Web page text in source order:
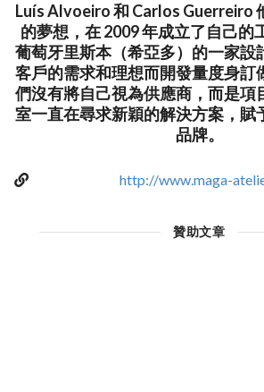
Luís Alvoeiro 和 Carlos Guerreiro
的夢想，在 2009 年成立了自己的
葡萄牙里斯本（希亞多）的一家設
客戶的需求和理想而開發量度身訂
們沒有將自己視為供應商，而是項
室一直在尋求新穎的解決方案，賦
品牌。
http://www.maga-
贊助文章